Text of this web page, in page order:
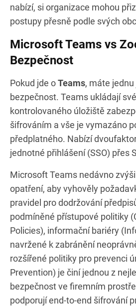
nabízí, si organizace mohou
postupy přesně podle svých
Microsoft Teams vs
Bezpečnost
Pokud jde oTeams, máte
bezpečnost. Teams ukládají
kontrolovaného úložiště
šifrováním a vše je vymazáno
předplatného. Nabízí
jednotné přihlášení (SSO) přes
Microsoft Teams nedávno
opatření, aby vyhověly
pravidel pro dodržování
podmíněné přístupové politiky
Policies), informační bariéry
navržené k zabránění
rozšířené politiky pro prevenci
Prevention) je činí jednou z
bezpečnost ve firemním
podporují end-to-end šifrování